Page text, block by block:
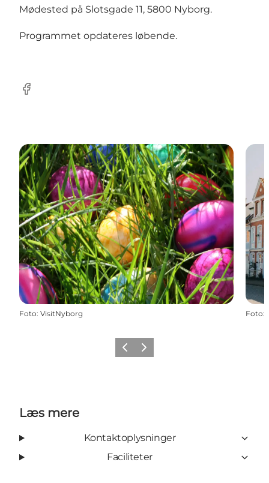
Mødested på Slotsgade 11, 5800 Nyborg.
Programmet opdateres løbende.
Facebook
Foto: VisitNyborg Foto:
ForrigeNæste
Læs mere
Kontaktoplysninger
Faciliteter